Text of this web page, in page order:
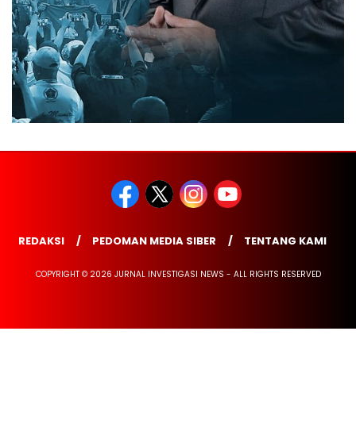
REDAKSI PEDOMAN MEDIA SIBER TENTANG KAMI
COPYRIGHT © 2026 JURNAL INVESTIGASI NEWS - ALL RIGHTS RESERVED